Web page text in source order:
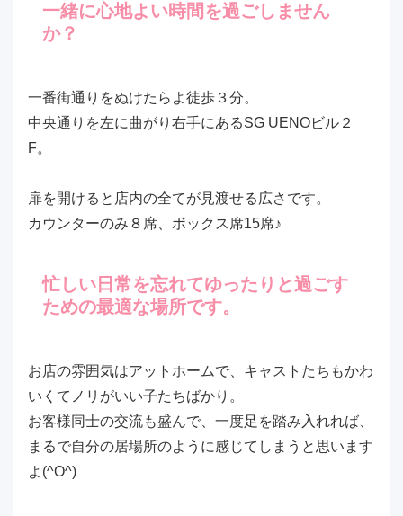
一緒に心地よい時間を過ごしません
か？
一番街通りをぬけたらよ徒歩３分。
中央通りを左に曲がり右手にあるSG UENOビル２
F。
扉を開けると店内の全てが見渡せる広さです。
カウンターのみ８席、ボックス席15席♪
忙しい日常を忘れてゆったりと過ごす
ための最適な場所です。
お店の雰囲気はアットホームで、キャストたちもかわ
いくてノリがいい子たちばかり。
お客様同士の交流も盛んで、一度足を踏み入れれば、
まるで自分の居場所のように感じてしまうと思います
よ(^O^)